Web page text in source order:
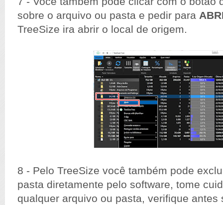
sobre o arquivo ou pasta e pedir para
TreeSize ira abrir o local de origem.
8 - Pelo TreeSize você também pode
pasta diretamente pelo software, tome
qualquer arquivo ou pasta, verifique antes